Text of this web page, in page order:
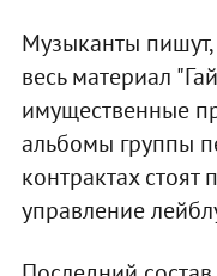
Музыканты
весь материал
имущественные
альбомы группы
контрактах
управление